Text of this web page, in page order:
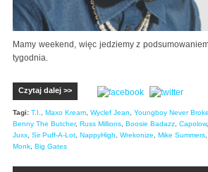
Mamy weekend, więc jedziemy z
tygodnia.
Czytaj dalej >>
Tagi: T.I. Maxo Kream Wyclef Jean Youngboy Never
Benny The Butcher, Russ Millions Boosie Badazz Capolow,
Juxx Sir Puff-A-Lot NappyHigh Wrekonize Mike Summers
Monk Big Gates